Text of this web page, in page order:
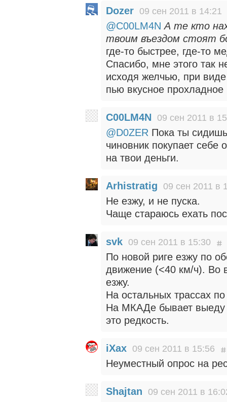
Dozer 09 сен 2011 в 14:21
@C00LM4N А те кто
твоим въездом стоят
где-то быстрее, где-то
Спасибо, мне этого так
исходя желчью, при
пью вкусное прохладное
C00LM4N 09 сен 2011 в
@D0ZER Пока ты
чиновник покупает
на твои деньги.
Arhistratig 09 сен 2011 в
Не езжу, и не пуска.
Чаще стараюсь ехать
svk 09 сен 2011 в 15:30
По новой риге езжу по
движение (<40 км/ч). Во
езжу.
На остальных трассах
На МКАДе бывает выеду
это редкость.
iXax 09 сен 2011 в 15:56
Неуместный опрос на
Shajtan 09 сен 2011 в